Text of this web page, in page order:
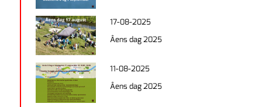
17-08-2025
Åens dag 2025
11-08-2025
Åens dag 2025